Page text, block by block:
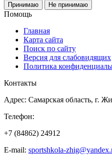
Принимаю Не принимаю
Помощь
Главная
Карта сайта
Поиск по сайту
Версия для слабовидящих
Политика
Контакты
Адрес: Самарская область, г.
Телефон:
+7 (84862) 24912
E-mail: sportshkola-